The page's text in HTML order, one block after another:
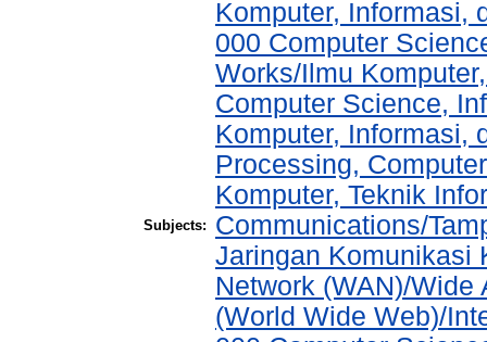
Subjects:
Komputer, Informasi,
000 Computer
Works/Ilmu
Computer Science,
Komputer, Informasi,
Processing,
Komputer, Teknik
Communications/
Jaringan Komunikasi
Network (WAN)/Wide
(World Wide Web)/